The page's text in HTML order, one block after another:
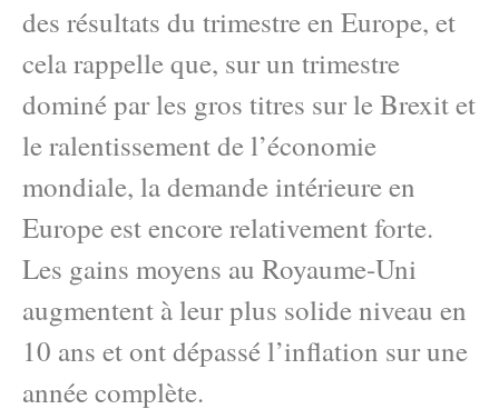
des résultats du trimestre en Europe, et
cela rappelle que, sur un trimestre
dominé par les gros titres sur le Brexit et
le ralentissement de l’économie
mondiale, la demande intérieure en
Europe est encore relativement forte.
Les gains moyens au Royaume-Uni
augmentent à leur plus solide niveau en
10 ans et ont dépassé l’inflation sur une
année complète.